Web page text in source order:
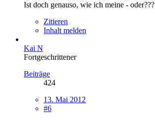
Ist doch genauso, wie ich meine - oder???
Zitieren
Inhalt melden
Kai N
Fortgeschrittener
Beiträge
424
13. Mai 2012
#6